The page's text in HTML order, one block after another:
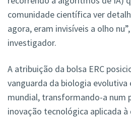
comunidade científica ver
agora, eram invisíveis a olho
investigador.
A atribuição da bolsa ERC
vanguarda da biologia evolutiva
mundial, transformando-a num
inovação tecnológica aplicada